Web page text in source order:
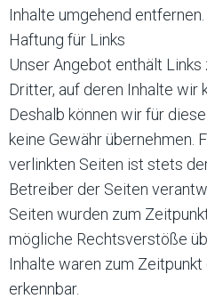
Inhalte umgehend entfernen.
Haftung für Links
Unser Angebot enthält
Dritter, auf deren Inhalte wir
Deshalb können wir für
keine Gewähr übernehmen.
verlinkten Seiten ist stets
Betreiber der Seiten
Seiten wurden zum
mögliche Rechtsverstöße
Inhalte waren zum
erkennbar.